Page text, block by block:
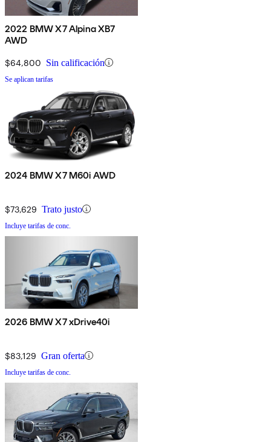
2022 BMW X7 Alpina XB7
AWD
$64,800 Sin calificación
Se aplican tarifas
2024 BMW X7 M60i AWD
$73,629 Trato justo
Incluye tarifas de conc.
2026 BMW X7 xDrive40i
$83,129 Gran oferta
Incluye tarifas de conc.